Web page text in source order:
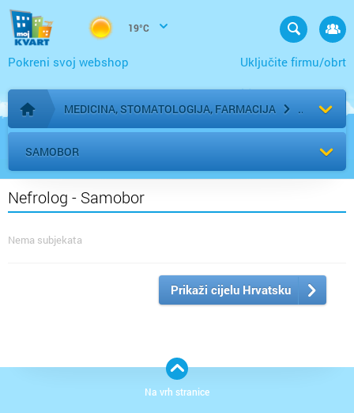
19°C
Uključite firmu/obrt
Pokreni svoj webshop
Početna stranica
MEDICINA, STOMATOLOGIJA, FARMACIJA
SAMOBOR
Nefrolog - Samobor
Nema subjekata
Prikaži cijelu Hrvatsku
Na vrh stranice